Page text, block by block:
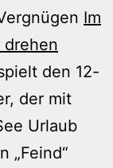
Im
drehen
den 12-
der mit
Urlaub
„Feind“